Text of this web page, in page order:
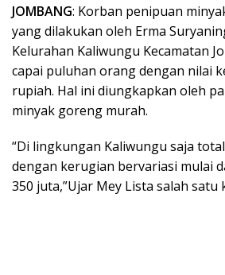
JOMBANG: Korban penipuan
yang dilakukan oleh Erma
Kelurahan Kaliwungu Kecamatan
capai puluhan orang dengan nilai
rupiah. Hal ini diungkapkan oleh
minyak goreng murah.
“Di lingkungan Kaliwungu saja
dengan kerugian bervariasi mulai
350 juta,”Ujar Mey Lista salah satu